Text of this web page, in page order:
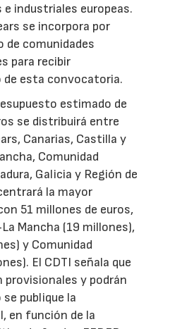
industriales europeas.
se incorpora por
de comunidades
para recibir
esta convocatoria.
estimado de
se distribuirá entre
Canarias, Castilla y
Comunidad
Galicia y Región de
la mayor
51 millones de euros,
Mancha (19 millones),
y Comunidad
El CDTI señala que
y podrán
publique la
en función de la